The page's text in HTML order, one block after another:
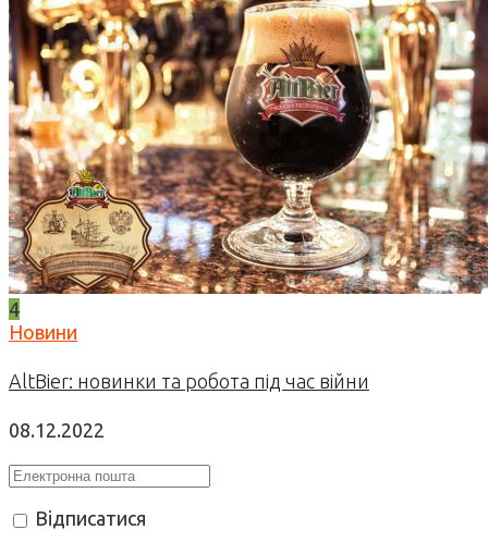
4
Новини
AltBier: новинки та робота під час війни
08.12.2022
Відписатися